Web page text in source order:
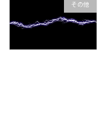
その他